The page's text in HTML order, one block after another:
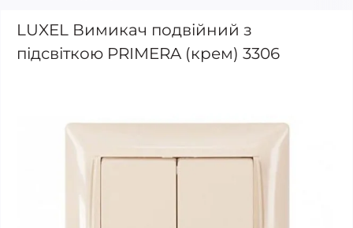
LUXEL Вимикач подвійний з
підсвіткою PRIMERA (крем) 3306